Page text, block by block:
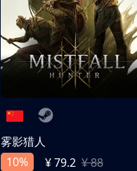
雾影猎人
10%
¥ 79.2 ¥ 88